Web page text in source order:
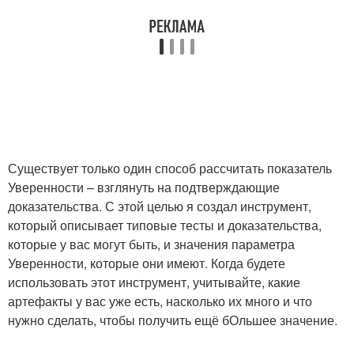
Существует только один способ рассчитать показатель
Уверенности – взглянуть на подтверждающие
доказательства. С этой целью я создал инструмент,
который описывает типовые тесты и доказательства,
которые у вас могут быть, и значения параметра
Уверенности, которые они имеют. Когда будете
использовать этот инструмент, учитывайте, какие
артефакты у вас уже есть, насколько их много и что
нужно сделать, чтобы получить ещё бОльшее значение.